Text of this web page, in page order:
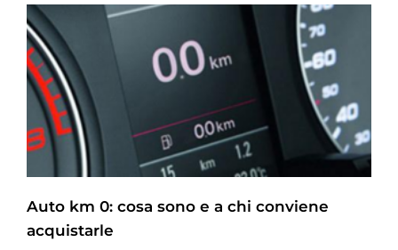
Auto km 0: cosa sono e a chi conviene
acquistarle